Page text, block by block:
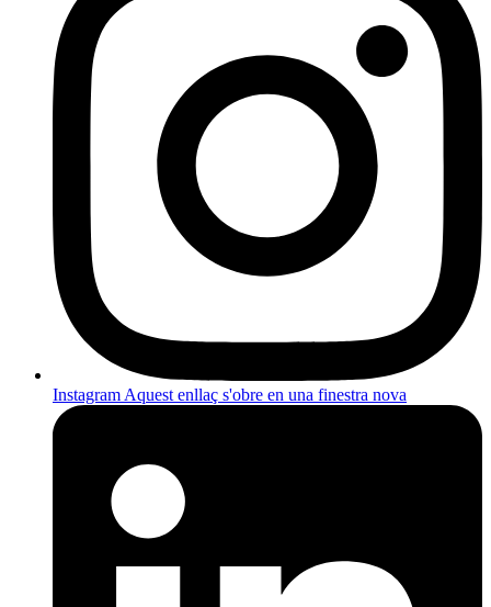
Instagram Aquest enllaç s'obre en una finestra nova